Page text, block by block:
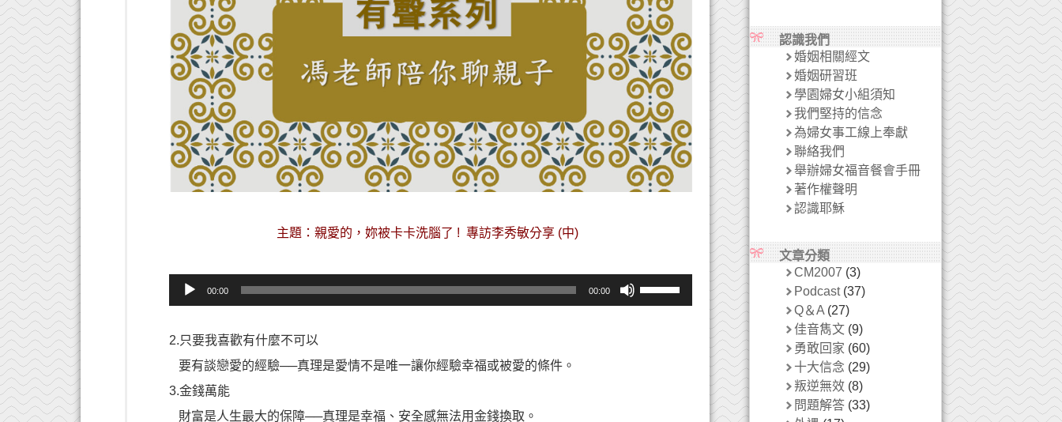
主題：親愛的，妳被卡卡洗腦了 ! 專訪李秀敏分享 (中)
放
器
00:00 00:00
2.只要我喜歡有什麼不可以
要有談戀愛的經驗──真理是愛情不是唯一讓你經驗幸福或被愛的條件。
3.金錢萬能
財富是人生最大的保障──真理是幸福、安全感無法用金錢換取。
認識我們
婚姻相關經文
婚姻研習班
學園婦女小組須知
我們堅持的信念
為婦女事工線上奉獻
聯絡我們
舉辦婦女福音餐會手冊
著作權聲明
認識耶穌
文章分類
CM2007 (3)
Podcast(37)
Q＆A(27)
佳音雋文(9)
勇敢回家 (60)
十大信念 (29)
叛逆無效(8)
問題解答(33)